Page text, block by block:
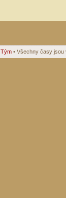
Tým • Všechny časy jsou